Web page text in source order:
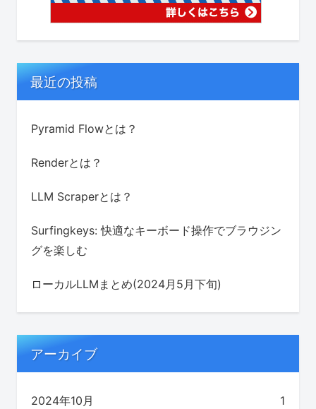
最近の投稿
Pyramid Flowとは？
Renderとは？
LLM Scraperとは？
Surfingkeys: 快適なキーボード操作でブラウジン
グを楽しむ
ローカルLLMまとめ(2024月5月下旬)
アーカイブ
2024年10月 1